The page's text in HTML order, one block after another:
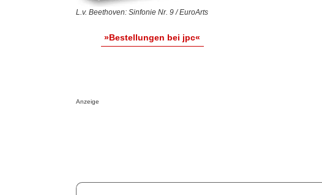
L.v. Beethoven: Sinfonie Nr. 9 / EuroArts
»Bestellungen bei jpc«
Anzeige